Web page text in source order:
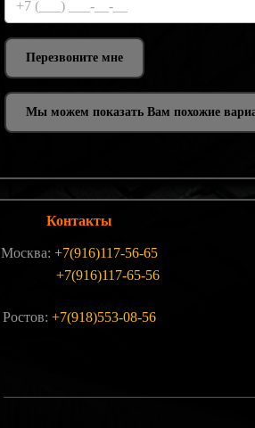
Мы можем показать Вам похожие
Контакты
Москва: +7(916)117-56-65
+7(916)117-65-56
Ростов: +7(918)553-08-56